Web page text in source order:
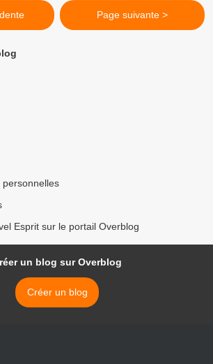
Page suivante >
Esprit sur le portail Overblog
un blog sur Overblog
Créer un blog